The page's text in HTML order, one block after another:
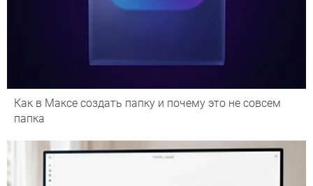
Как в Максе создать папку и почему это не совсем
папка